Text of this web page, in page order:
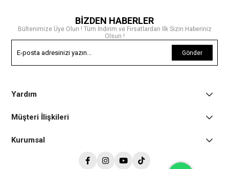
BİZDEN HABERLER
Bültenimize Üye Olun ! Tüm İndirim ve Fırsatlardan İlk Sizin Haberiniz
Olsun !
Gönder
Yardım
Müşteri İlişkileri
Kurumsal